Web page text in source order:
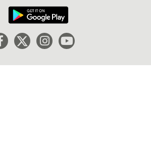
Facebook
X
Instagram